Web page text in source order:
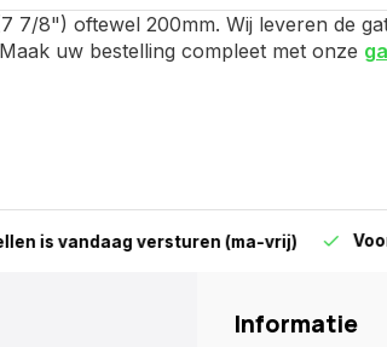
7/8") oftewel 200mm. Wij leveren de
uw bestelling compleet met onze
versturen (ma-vrij) Voor
Informatie